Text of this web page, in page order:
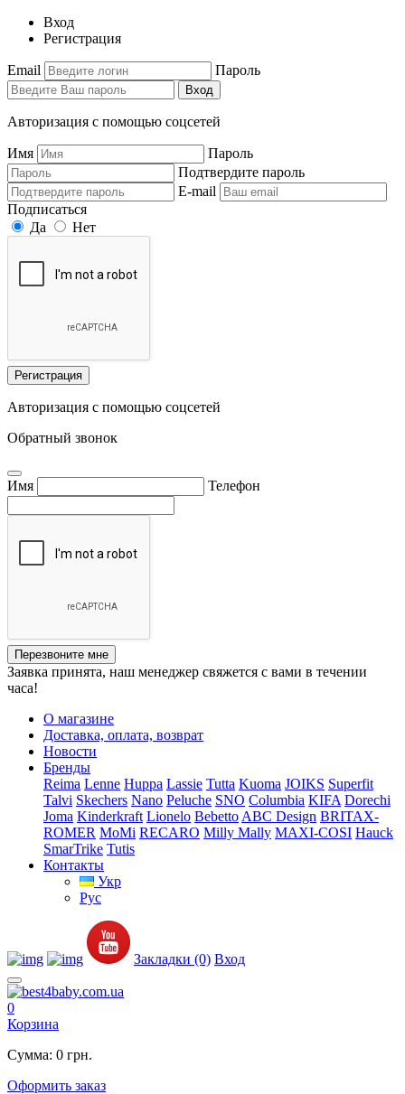
Вход
Регистрация
Email Пароль
Вход
Авторизация с помощью соцсетей
Имя
Пароль
Подтвердите пароль
E-mail
Подписаться
Да
Нет
Регистрация
Авторизация с помощью соцсетей
Обратный звонок
Имя Телефон
Перезвоните мне
Заявка принята, наш менеджер свяжется с вами в течении
часа!
О магазине
Доставка, оплата, возврат
Новости
Бренды
Reima Lenne Huppa Lassie Tutta Kuoma JOIKS Superfit
Talvi Skechers Nano Peluche SNO Columbia KIFA Dorechi
Joma Kinderkraft Lionelo Bebetto ABC Design BRITAX-
ROMER MoMi RECARO Milly Mally MAXI-COSI Hauck
SmarTrike Tutis
Контакты
Укр
Рус
Закладки (0) Вход
0
Корзина
Сумма: 0 грн.
Оформить заказ